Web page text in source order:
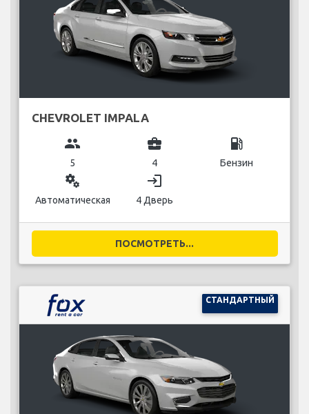
CHEVROLET IMPALA
group
5
business_center
4
local_gas_station
Бензин
miscellaneous_services
Автоматическая
login
4 Дверь
ПОСМОТРЕТЬ...
СТАНДАРТНЫЙ